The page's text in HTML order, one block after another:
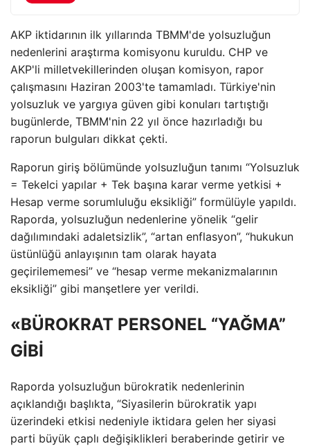
AKP iktidarının ilk yıllarında TBMM'de yolsuzluğun
nedenlerini araştırma komisyonu kuruldu. CHP ve
AKP'li milletvekillerinden oluşan komisyon, rapor
çalışmasını Haziran 2003'te tamamladı. Türkiye'nin
yolsuzluk ve yargıya güven gibi konuları tartıştığı
bugünlerde, TBMM'nin 22 yıl önce hazırladığı bu
raporun bulguları dikkat çekti.
Raporun giriş bölümünde yolsuzluğun tanımı “Yolsuzluk
= Tekelci yapılar + Tek başına karar verme yetkisi +
Hesap verme sorumluluğu eksikliği” formülüyle yapıldı.
Raporda, yolsuzluğun nedenlerine yönelik “gelir
dağılımındaki adaletsizlik”, “artan enflasyon”, “hukukun
üstünlüğü anlayışının tam olarak hayata
geçirilememesi” ve “hesap verme mekanizmalarının
eksikliği” gibi manşetlere yer verildi.
«BÜROKRAT PERSONEL “YAĞMA”
GİBİ
Raporda yolsuzluğun bürokratik nedenlerinin
açıklandığı başlıkta, “Siyasilerin bürokratik yapı
üzerindeki etkisi nedeniyle iktidara gelen her siyasi
parti büyük çaplı değişiklikleri beraberinde getirir ve